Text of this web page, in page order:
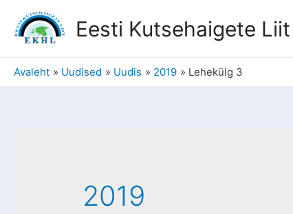
Eesti Kutsehaigete Liit
Avaleht Uudised Uudis 2019 Lehekülg 3
2019